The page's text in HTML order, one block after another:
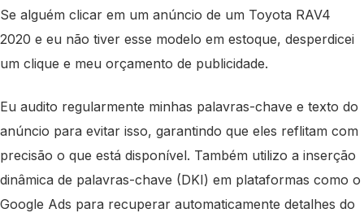
Se alguém clicar em um anúncio de um Toyota RAV4
2020 e eu não tiver esse modelo em estoque, desperdicei
um clique e meu orçamento de publicidade.
Eu audito regularmente minhas palavras-chave e texto do
anúncio para evitar isso, garantindo que eles reflitam com
precisão o que está disponível. Também utilizo a inserção
dinâmica de palavras-chave (DKI) em plataformas como o
Google Ads para recuperar automaticamente detalhes do